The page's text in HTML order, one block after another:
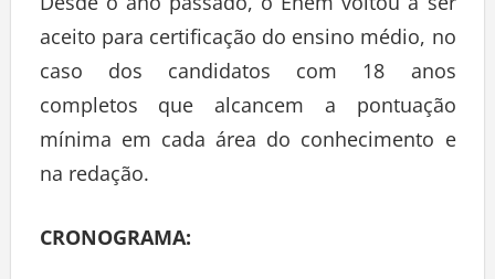
aceito para certificação do ensino médio, no
caso dos candidatos com 18 anos
completos que alcancem a pontuação
mínima em cada área do conhecimento e
na redação.
CRONOGRAMA: